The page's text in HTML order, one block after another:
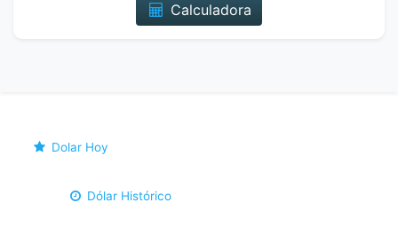
Calculadora
Dolar Hoy
Dólar Histórico